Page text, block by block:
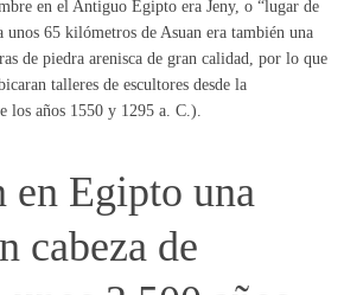
en Egipto una
cabeza de
28/02/2019 – Un equipo de
zona de Gebel el Silsila, en el sur de Egipto,